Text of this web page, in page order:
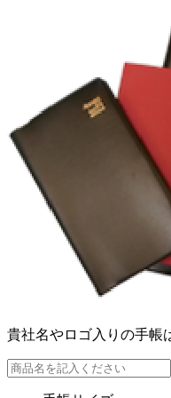
貴社名やロゴ入りの手帳